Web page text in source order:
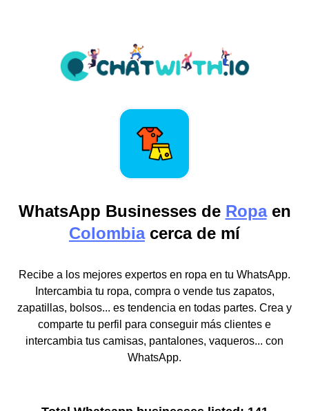
WhatsApp Businesses de Ropaen
Colombiacerca de mí
Recibe a los mejores expertos en ropa en tu WhatsApp.
Intercambia tu ropa, compra o vende tus zapatos,
zapatillas, bolsos... es tendencia en todas partes. Crea y
comparte tu perfil para conseguir más clientes e
intercambia tus camisas, pantalones, vaqueros... con
WhatsApp.